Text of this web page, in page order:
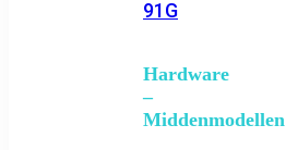
91G
Hardware
–
Middenmodellen